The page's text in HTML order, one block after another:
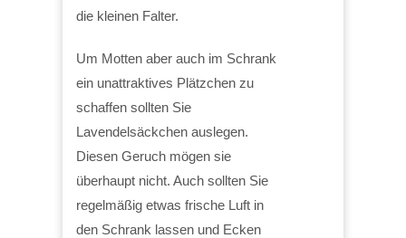
die kleinen Falter.
Um Motten aber auch im Schrank
ein unattraktives Plätzchen zu
schaffen sollten Sie
Lavendelsäckchen auslegen.
Diesen Geruch mögen sie
überhaupt nicht. Auch sollten Sie
regelmäßig etwas frische Luft in
den Schrank lassen und Ecken